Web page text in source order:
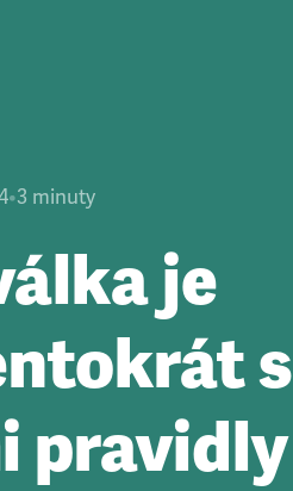
•3 minuty
je
s
pravidly